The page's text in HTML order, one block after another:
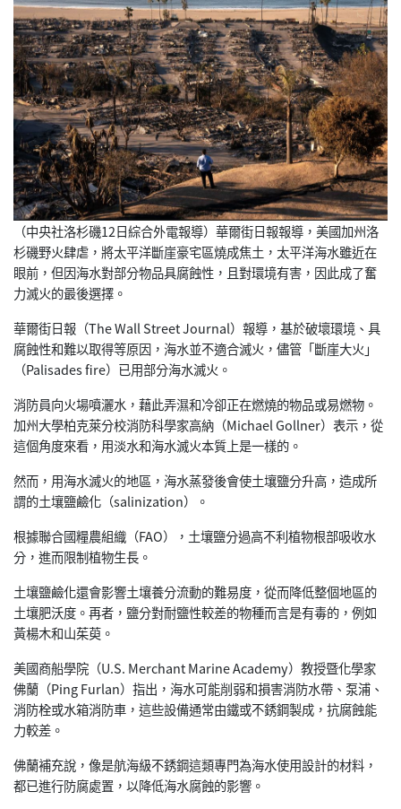
（中央社洛杉磯12日綜合外電報導）華爾街日報報導， 美國加州洛
杉磯野火肆虐，將太平洋斷崖豪宅區燒成焦土， 太平洋海水雖近在
眼前，但因海水對部分物品具腐蝕性， 且對環境有害，因此成了奮
力滅火的最後選擇。
華爾街日報（The Wall Street Journal）報導，基於破壞環境、 具
腐蝕性和難以取得等原因，海水並不適合滅火，儘管「斷崖大火」
（Palisades fire）已用部分海水滅火。
消防員向火場噴灑水，藉此弄濕和冷卻正在燃燒的物品或易燃物。
加州大學柏克萊分校消防科學家高納（Michael Gollner）表示，從
這個角度來看， 用淡水和海水滅火本質上是一樣的。
然而，用海水滅火的地區，海水蒸發後會使土壤鹽分升高， 造成所
謂的土壤鹽鹼化（salinization）。
根據聯合國糧農組織（FAO）， 土壤鹽分過高不利植物根部吸收水
分，進而限制植物生長。
土壤鹽鹼化還會影響土壤養分流動的難易度， 從而降低整個地區的
土壤肥沃度。再者， 鹽分對耐鹽性較差的物種而言是有毒的，例如
黃楊木和山茱萸。
美國商船學院（U.S. Merchant Marine Academy）教授暨化學家
佛蘭（Ping Furlan）指出，海水可能削弱和損害消防水帶、泵浦、
消防栓或水箱消防車，這些設備通常由鐵或不銹鋼製成， 抗腐蝕能
力較差。
佛蘭補充說，像是航海級不銹鋼這類專門為海水使用設計的材料，
都已進行防腐處置，以降低海水腐蝕的影響。